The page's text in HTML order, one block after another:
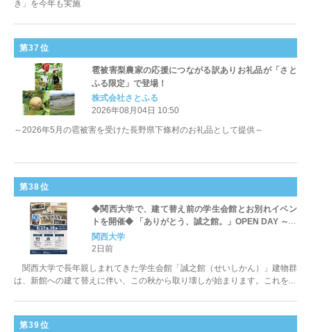
き」を今年も実施
第37位
雹被害梨農家の応援につながる訳ありお礼品が「さと
ふる限定」で登場！
株式会社さとふる
2026年08月04日 10:50
～2026年5月の雹被害を受けた長野県下條村のお礼品として提供～
第38位
◆関西大学で、建て替え前の学生会館とお別れイベン
トを開催◆ 「ありがとう、誠之館。」OPEN DAY ～寄
せ書きウォールも／「大屋根リング」一部再現の新館
へ～
関西大学
2日前
関西大学で長年親しまれてきた学生会館「誠之館（せいしかん）」建物群
は、新館への建て替えに伴い、この秋から取り壊しが始まります。これを...
第39位